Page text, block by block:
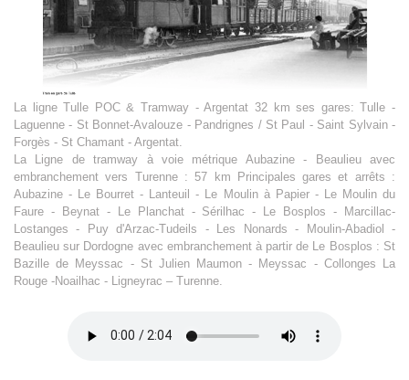
La ligne Tulle POC & Tramway - Argentat 32 km ses gares: Tulle -
Laguenne - St Bonnet-Avalouze - Pandrignes / St Paul - Saint Sylvain -
Forgès - St Chamant - Argentat.
La Ligne de tramway à voie métrique Aubazine - Beaulieu avec
embranchement vers Turenne : 57 km Principales gares et arrêts :
Aubazine - Le Bourret - Lanteuil - Le Moulin à Papier - Le Moulin du
Faure - Beynat - Le Planchat - Sérilhac - Le Bosplos - Marcillac-
Lostanges - Puy d'Arzac-Tudeils - Les Nonards - Moulin-Abadiol -
Beaulieu sur Dordogne avec embranchement à partir de Le Bosplos : St
Bazille de Meyssac - St Julien Maumon - Meyssac - Collonges La
Rouge -Noailhac - Ligneyrac – Turenne.